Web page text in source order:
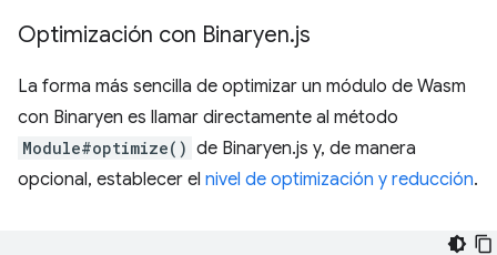
Optimización con Binaryen.js
La forma más sencilla de optimizar un módulo de Wasm
con Binaryen es llamar directamente al método
Module#optimize() de Binaryen.js y, de manera
opcional, establecer el nivel de optimización y reducción.